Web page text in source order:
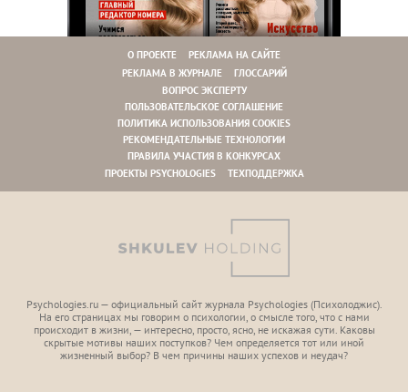
О ПРОЕКТЕ
РЕКЛАМА НА САЙТЕ
РЕКЛАМА В ЖУРНАЛЕ
ГЛОССАРИЙ
ВОПРОС ЭКСПЕРТУ
ПОЛЬЗОВАТЕЛЬСКОЕ СОГЛАШЕНИЕ
ПОЛИТИКА ИСПОЛЬЗОВАНИЯ COOKIES
РЕКОМЕНДАТЕЛЬНЫЕ ТЕХНОЛОГИИ
ПРАВИЛА УЧАСТИЯ В КОНКУРСАХ
ПРОЕКТЫ PSYCHOLOGIES
ТЕХПОДДЕРЖКА
Psychologies.ru — официальный сайт журнала Psychologies (Психoлоджиc).
На его страницах мы говорим о психологии, о смысле того, что с нами
происходит в жизни, — интересно, просто, ясно, не искажая сути. Каковы
скрытые мотивы наших поступков? Чем определяется тот или иной
жизненный выбор? В чем причины наших успехов и неудач?